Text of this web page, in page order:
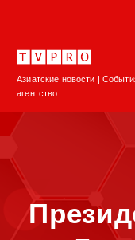
к
Азиатские новости |
агентство